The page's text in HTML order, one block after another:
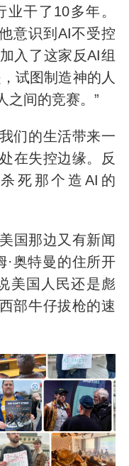
干了10多年。
意识到AI不受控
入了这家反AI组
试图制造神的人
之间的竞赛。”
们的生活带来一
在失控边缘。反
死那个造AI的
国那边又有新闻
·奥特曼的住所开
美国人民还是彪
部牛仔拔枪的速